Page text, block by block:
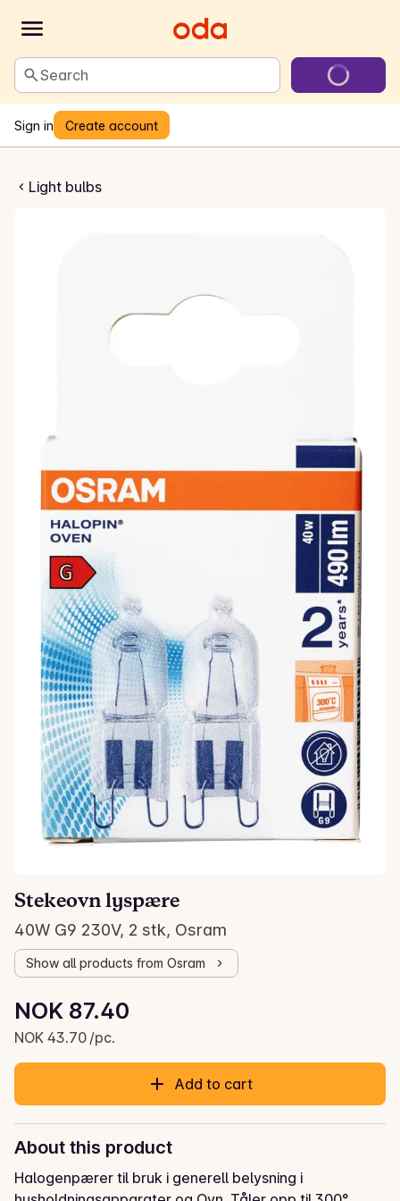
Search
Sign in Create account
Light bulbs
lyspære
Stekeovn lyspære
40W G9 230V, 2 stk, Osram
Show all products from Osram
Current price is: NOK 87.40
NOK 87.40
NOK 43.70 /pc.
Unit price: NOK 43.70 /pc.
Add to cart
About this product
Halogenpærer til bruk i generell belysning i